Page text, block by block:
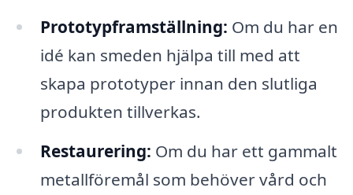
Prototypframställning: Om du har en
idé kan smeden hjälpa till med att
skapa prototyper innan den slutliga
produkten tillverkas.
Restaurering: Om du har ett gammalt
metallföremål som behöver vård och